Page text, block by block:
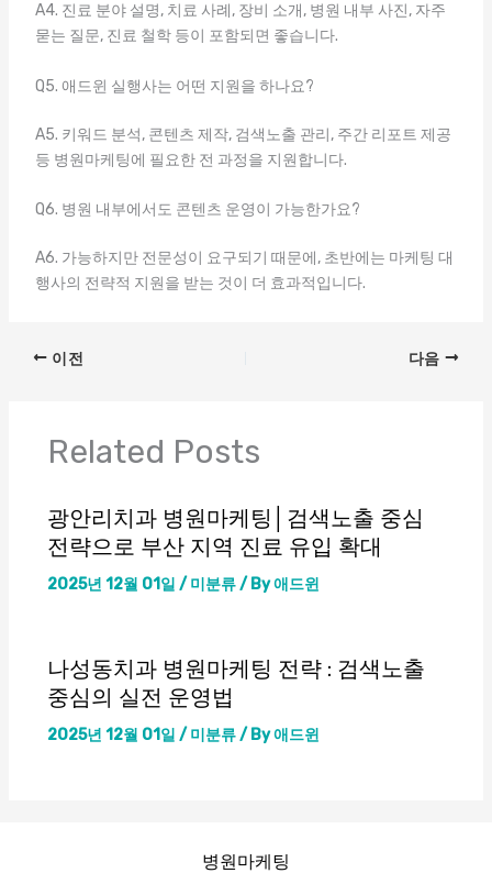
A4. 진료 분야 설명, 치료 사례, 장비 소개, 병원 내부 사진, 자주
묻는 질문, 진료 철학 등이 포함되면 좋습니다.
Q5. 애드윈 실행사는 어떤 지원을 하나요?
A5. 키워드 분석, 콘텐츠 제작, 검색노출 관리, 주간 리포트 제공
등 병원마케팅에 필요한 전 과정을 지원합니다.
Q6. 병원 내부에서도 콘텐츠 운영이 가능한가요?
A6. 가능하지만 전문성이 요구되기 때문에, 초반에는 마케팅 대
행사의 전략적 지원을 받는 것이 더 효과적입니다.
이전 다음
Related Posts
광안리치과 병원마케팅│검색노출 중심
전략으로 부산 지역 진료 유입 확대
2025년 12월 01일 / 미분류/ By애드윈
나성동치과 병원마케팅 전략 : 검색노출
중심의 실전 운영법
2025년 12월 01일 / 미분류/ By애드윈
병원마케팅